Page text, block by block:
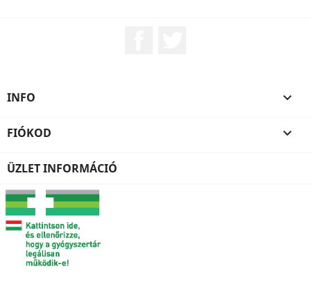
INFO 
FIÓKOD 
ÜZLET INFORMÁCIÓ